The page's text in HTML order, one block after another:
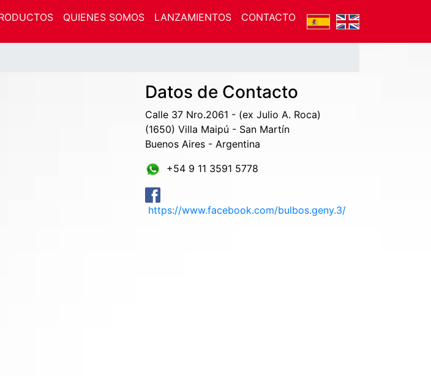
QUIENES SOMOS LANZAMIENTOS CONTACTO
Datos de Contacto
Calle 37 Nro.2061 - (ex Julio A. Roca)
(1650) Villa Maipú - San Martín
Buenos Aires - Argentina
+54 9 11 3591 5778
https://www.facebook.com/bulbos.geny.3/